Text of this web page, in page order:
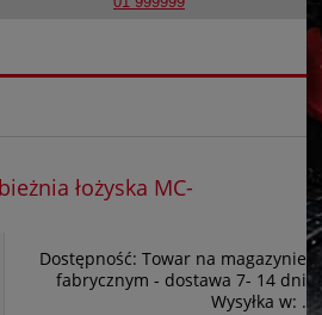
łożyska MC-
Dostępność: Towar na magazynie
fabrycznym - dostawa 7- 14 dni
Wysyłka w: .